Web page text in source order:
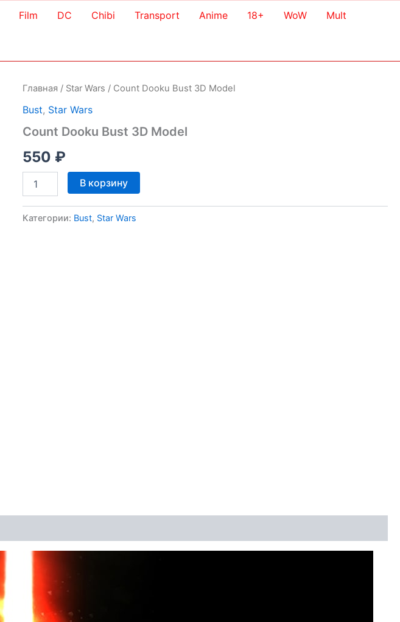
Film DC Chibi Transport Anime 18+ WoW Mult
Главная / Star Wars / Count Dooku Bust 3D Model
Bust, Star Wars
Count Dooku Bust 3D Model
550 ₽
Количество
товара
Dooku
В корзину
Категории: Bust, Star Wars